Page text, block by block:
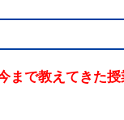
今まで教えてきた